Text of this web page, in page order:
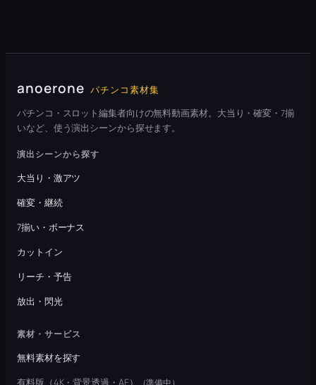
anoerone パチンコ素材集
パチンコ・スロット編集者向けの無料動画素材。大当り・確変・7揃
いなど、使う演出シーンから探せます。
演出シーンから探す
大当り・激アツ
確変・継続
7揃い・ボーナス
カットイン
リーチ・予告
放出・閃光
素材・サービス
無料素材を探す
有料版（4K・背景透過・AE）
（準備中）